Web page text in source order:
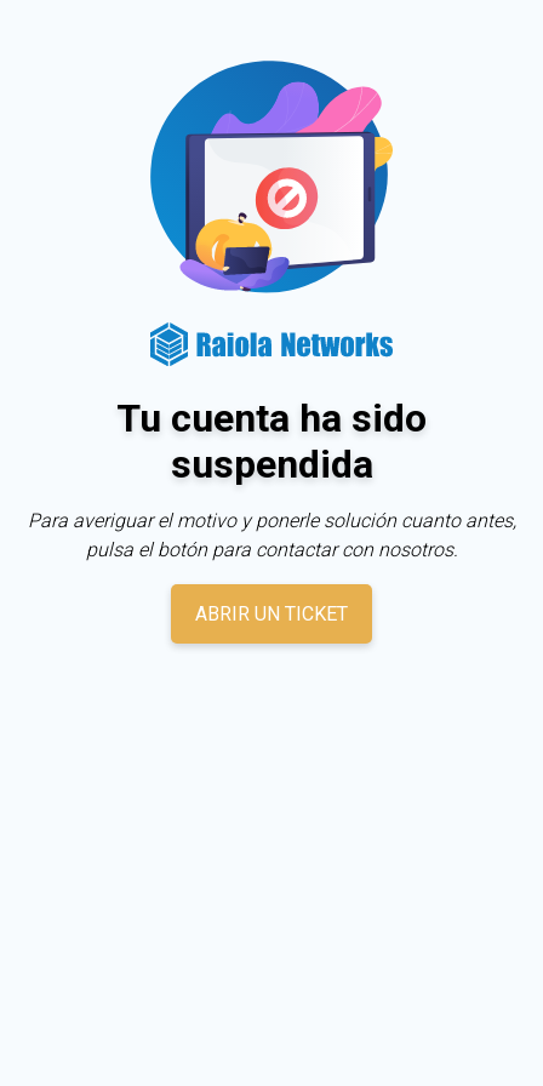
Tu cuenta ha sido
suspendida
Para averiguar el motivo y ponerle solución cuanto antes,
pulsa el botón para contactar con nosotros.
ABRIR UN TICKET